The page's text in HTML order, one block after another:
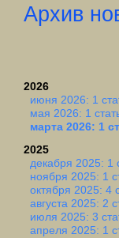
Архив
2026
июня 2026: 1
мая 2026: 1
марта 2026: 1
2025
декабря 2025: 1
ноября 2025: 1
октября 2025: 4
августа 2025: 2
июля 2025: 3
апреля 2025: 1